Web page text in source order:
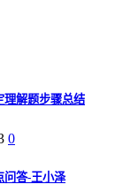
理解题步骤总结
0
问答-王小泽